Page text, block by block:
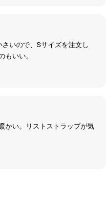
いので、Sサイズを注文し
いい。
かい。リストストラップが気